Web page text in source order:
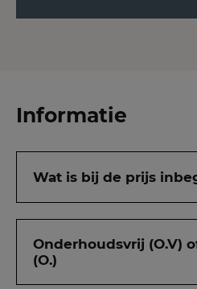
Informatie
Wat is bij de prijs
Onderhoudsvrij (O.V)
(O.)